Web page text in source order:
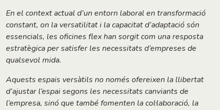
En el context actual d’un entorn laboral en transformació
constant, on la versatilitat i la capacitat d’adaptació són
essencials, les oficines flex han sorgit com una resposta
estratègica per satisfer les necessitats d’empreses de
qualsevol mida.
Aquests espais versàtils no només ofereixen la llibertat
d’ajustar l’espai segons les necessitats canviants de
l’empresa, sinó que també fomenten la col·laboració, la